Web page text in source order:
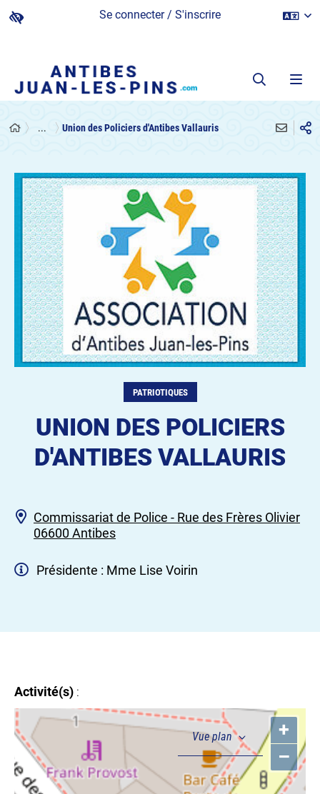
Se connecter / S'inscrire
... Union des Policiers d'Antibes Vallauris
PATRIOTIQUES
UNION DES POLICIERS
D'ANTIBES VALLAURIS
Commissariat de Police - Rue des Frères Olivier
06600 Antibes
Présidente : Mme Lise Voirin
Activité(s) :
+
–